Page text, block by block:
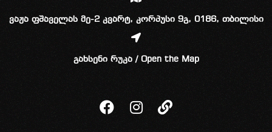
ვაჟა ფშაველას მე-2 კვარტ, კორპუსი 9გ, 0186, თბილისი
გახსენი რუკა / Open the Map